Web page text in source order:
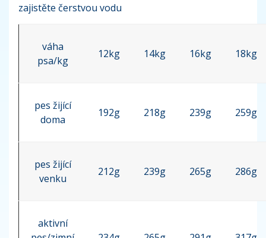
zajistěte čerstvou vodu
váha
psa/kg
12kg 14kg 16kg 18kg
pes žijící
doma
192g 218g 239g 259g
pes žijící
venku
212g 239g 265g 286g
aktivní